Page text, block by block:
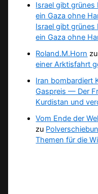
Israel gibt grünes
ein Gaza ohne
Israel gibt grünes
ein Gaza ohne
Roland.M.Horn zu
einer Arktisfahrt
Iran bombardiert
Gaspreis — Der
Kurdistan und
Vom Ende der
zu
Themen für die